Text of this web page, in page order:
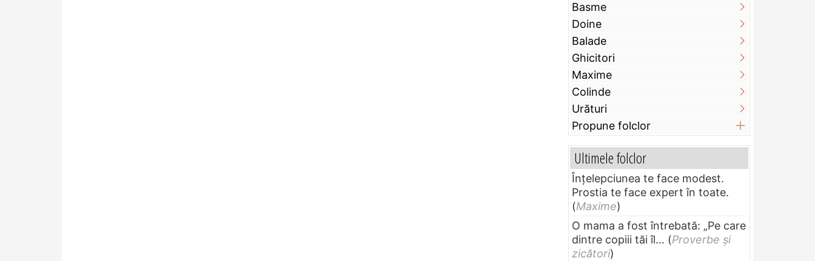
Basme
Doine
Balade
Ghicitori
Maxime
Colinde
Urături
Propune folclor
Ultimele folclor
Înțelepciunea te face modest.
Prostia te face expert în toate.
(Maxime)
O mama a fost întrebată: „Pe care
dintre copiii tăi îl... (Proverbe și
zicători)